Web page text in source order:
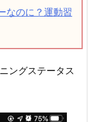
なのに？運動習
ングステータス